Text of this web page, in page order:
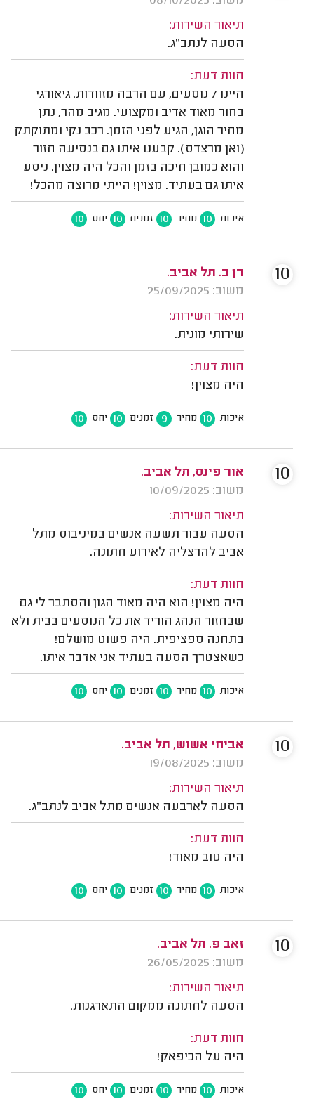
תיאור השירות:
הסעה לנתב"ג.
חוות דעת:
היינו 7 נוסעים, עם הרבה מזוודות. גיאורגי
בחור מאוד אדיב ומקצועי. מגיב מהר, נתן
מחיר הוגן, הגיע לפני הזמן. רכב נקי ומתוקתק
(ואן מרצדס). קבענו איתו גם בנסיעה חזור
והוא כמובן חיכה בזמן והכל היה מצוין. ניסע
איתו גם בעתיד. מצוין! הייתי מרוצה מהכל!
איכות 10 מחיר 10 זמנים 10 יחס 10
רן ב. תל אביב.
משוב: 25/09/2025
תיאור השירות:
שירותי מונית.
חוות דעת:
היה מצוין!
איכות 10 מחיר 9 זמנים 10 יחס 10
10
אור פינס, תל אביב.
משוב: 10/09/2025
תיאור השירות:
הסעה עבור תשעה אנשים במיניבוס מתל
אביב להרצליה לאירוע חתונה.
חוות דעת:
היה מצוין! הוא היה מאוד הגון והסתבר לי גם
שבחזור הנהג הוריד את כל הנוסעים בבית ולא
בתחנה ספציפית. היה פשוט מושלם!
כשאצטרך הסעה בעתיד אני אדבר איתו.
איכות 10 מחיר 10 זמנים 10 יחס 10
10
אביחי אשוש, תל אביב.
משוב: 19/08/2025
תיאור השירות:
הסעה לארבעה אנשים מתל אביב לנתב"ג.
חוות דעת:
היה טוב מאוד!
איכות 10 מחיר 10 זמנים 10 יחס 10
10
זאב פ. תל אביב.
משוב: 26/05/2025
תיאור השירות:
הסעה לחתונה ממקום התארגנות.
חוות דעת:
היה על הכיפאק!
איכות 10 מחיר 10 זמנים 10 יחס 10
10